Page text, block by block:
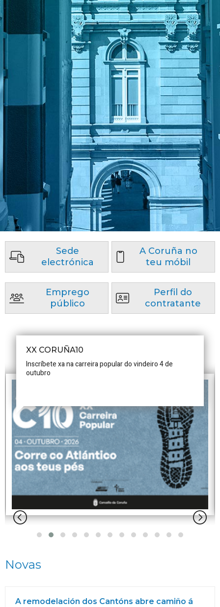
Sede
electrónica
A Coruña no
teu móbil
Emprego
público
Perfil do
contratante
XX CORUÑA10
Inscríbete xa na carreira popular do vindeiro 4 de
outubro
Novas
A remodelación dos Cantóns abre camiño á